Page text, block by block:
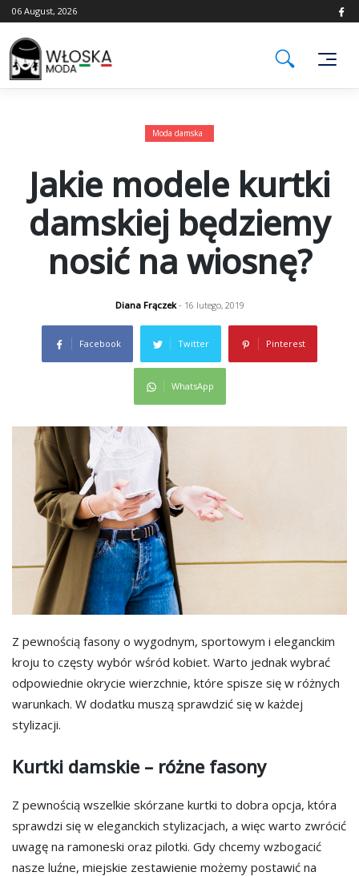
Skip
to
content
06 August, 2026
Moda damska
Jakie modele kurtki
damskiej będziemy
nosić na wiosnę?
Diana Frączek- 16 lutego, 2019
Facebook Twitter Pinterest
WhatsApp
Z pewnością fasony o wygodnym, sportowym i eleganckim
kroju to częsty wybór wśród kobiet. Warto jednak wybrać
odpowiednie okrycie wierzchnie, które spisze się w różnych
warunkach. W dodatku muszą sprawdzić się w każdej
stylizacji.
Kurtki damskie – różne fasony
Z pewnością wszelkie skórzane kurtki to dobra opcja, która
sprawdzi się w eleganckich stylizacjach, a więc warto zwrócić
uwagę na ramoneski oraz pilotki. Gdy chcemy wzbogacić
nasze luźne, miejskie zestawienie możemy postawić na